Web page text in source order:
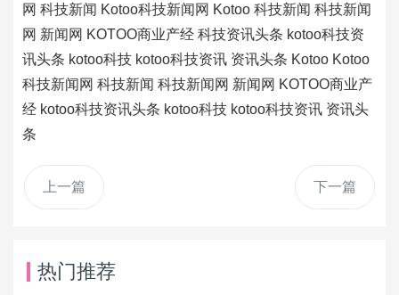
网 科技新闻 Kotoo科技新闻网 Kotoo 科技新闻 科技新闻
网 新闻网 KOTOO商业产经 科技资讯头条 kotoo科技资
讯头条 kotoo科技 kotoo科技资讯 资讯头条 Kotoo Kotoo
科技新闻网 科技新闻 科技新闻网 新闻网 KOTOO商业产
经 kotoo科技资讯头条 kotoo科技 kotoo科技资讯 资讯头
条
上一篇 下一篇
热门推荐